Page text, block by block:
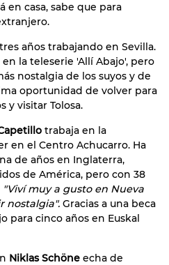
en casa, sabe que para
años trabajando en Sevilla.
la teleserie 'Allí Abajo', pero
nostalgia de los suyos y de
oportunidad de volver para
y visitar Tolosa.
trabaja en la
en el Centro Achucarro. Ha
de años en Inglaterra,
de América, pero con 38
"Viví muy a gusto en Nueva
nostalgia". Gracias a una beca
para cinco años en Euskal
Niklas Schöne echa de